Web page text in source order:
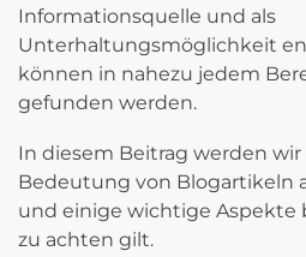
Informationsquelle und als
Unterhaltungsmöglichkeit
können in nahezu jedem
gefunden werden.
In diesem Beitrag werden
Bedeutung von Blogartikeln
und einige wichtige Aspekte
zu achten gilt.